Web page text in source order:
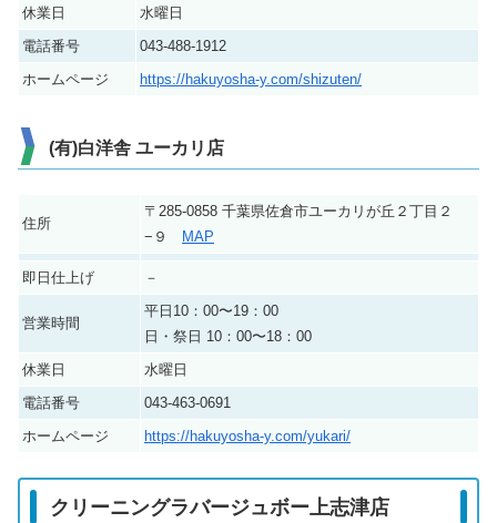
休業日
水曜日
電話番号
043-488-1912
ホームページ
https://hakuyosha-y.com/shizuten/
(有)白洋舎 ユーカリ店
住所
〒285-0858 千葉県佐倉市ユーカリが丘２丁目２
−９
MAP
即日仕上げ －
営業時間
平日10：00〜19：00
日・祭日 10：00〜18：00
休業日
水曜日
電話番号
043-463-0691
ホームページ
https://hakuyosha-y.com/yukari/
クリーニングラバージュボー上志津店